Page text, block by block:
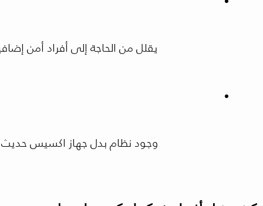
يقلل من الحاجة إلى أفراد أمن
وجود نظام بدل جهاز اكسيس حديث